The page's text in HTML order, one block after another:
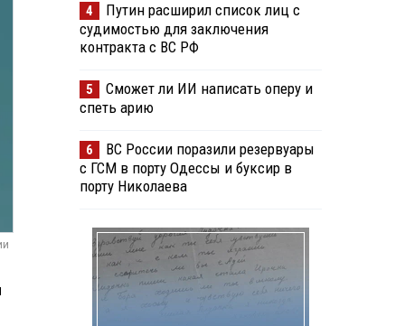
4
Путин расширил список лиц с
судимостью для заключения
контракта с ВС РФ
5
Сможет ли ИИ написать оперу и
спеть арию
6
ВС России поразили резервуары
с ГСМ в порту Одессы и буксир в
порту Николаева